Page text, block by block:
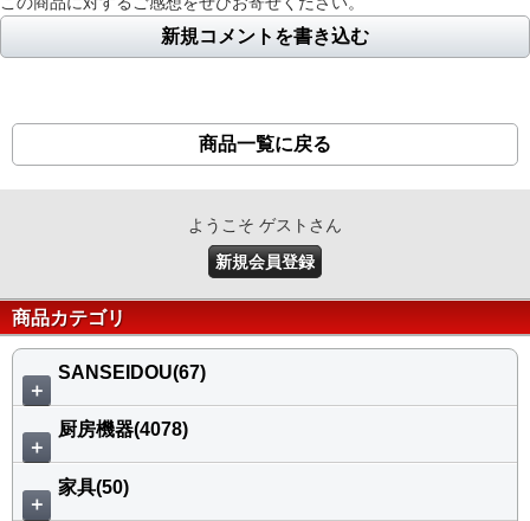
新規コメントを書き込む
商品一覧に戻る
ようこそ ゲストさん
新規会員登録
商品カテゴリ
＋
SANSEIDOU(67)
＋
厨房機器(4078)
＋
家具(50)